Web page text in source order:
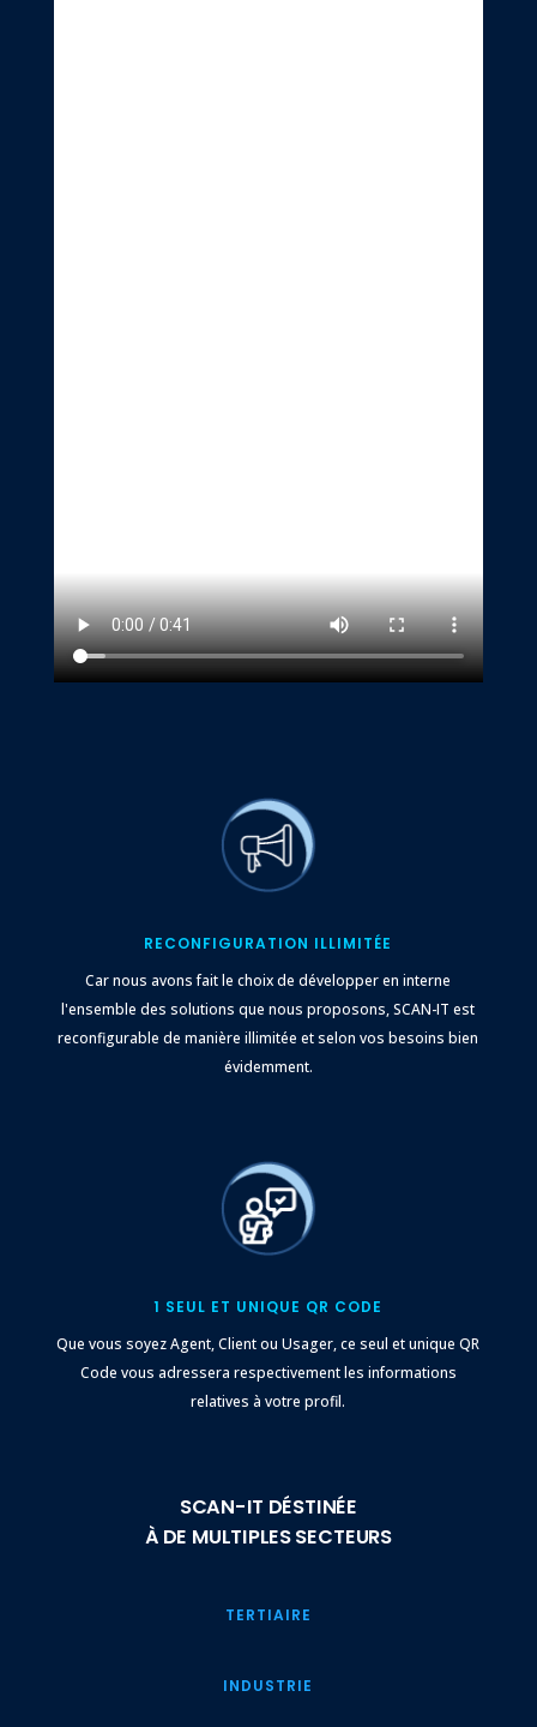
RECONFIGURATION ILLIMITÉE
Car nous avons fait le choix de développer en interne
l'ensemble des solutions que nous proposons, SCAN-IT est
reconfigurable de manière illimitée et selon vos besoins bien
évidemment.
1 SEUL ET UNIQUE QR CODE
Que vous soyez Agent, Client ou Usager, ce seul et unique QR
Code vous adressera respectivement les informations
relatives à votre profil.
SCAN-IT DÉSTINÉE
À DE MULTIPLES SECTEURS
TERTIAIRE
INDUSTRIE